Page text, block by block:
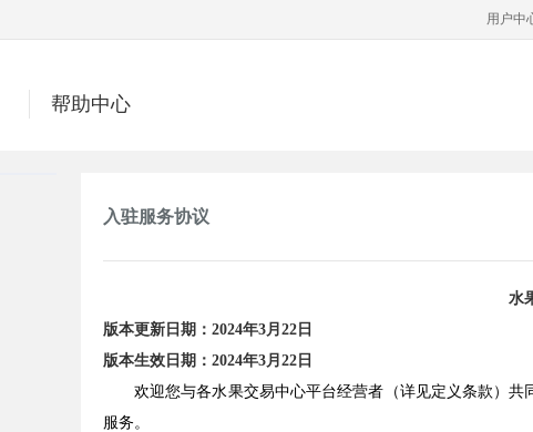
用户中
帮助中心
入驻服务协议
水
版本更新日期：2024年3月22日
版本生效日期：2024年3月22日
欢迎您与各水果交易中心平台经营者（详见定义条款）
服务。